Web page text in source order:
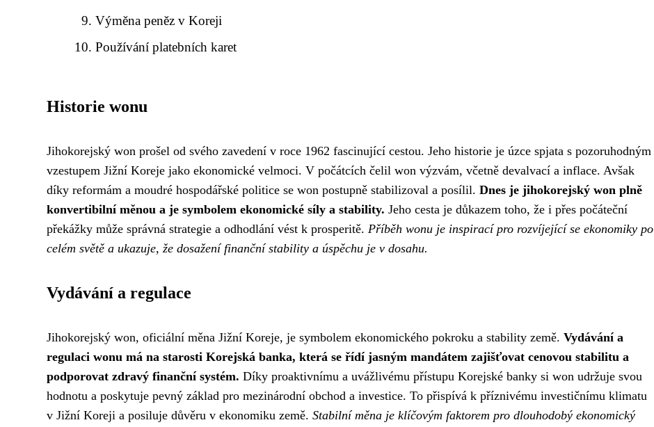
Výměna peněz v Koreji
Používání platebních karet
Historie wonu
Jihokorejský won prošel od svého zavedení v roce 1962 fascinující cestou. Jeho historie je úzce spjata s pozoruhodným
vzestupem Jižní Koreje jako ekonomické velmoci. V počátcích čelil won výzvám, včetně devalvací a inflace. Avšak
díky reformám a moudré hospodářské politice se won postupně stabilizoval a posílil. Dnes je jihokorejský won plně
konvertibilní měnou a je symbolem ekonomické síly a stability. Jeho cesta je důkazem toho, že i přes počáteční
překážky může správná strategie a odhodlání vést k prosperitě. Příběh wonu je inspirací pro rozvíjející se ekonomiky po
celém světě a ukazuje, že dosažení finanční stability a úspěchu je v dosahu.
Vydávání a regulace
Jihokorejský won, oficiální měna Jižní Koreje, je symbolem ekonomického pokroku a stability země. Vydávání a
regulaci wonu má na starosti Korejská banka, která se řídí jasným mandátem zajišťovat cenovou stabilitu a
podporovat zdravý finanční systém. Díky proaktivnímu a uvážlivému přístupu Korejské banky si won udržuje svou
hodnotu a poskytuje pevný základ pro mezinárodní obchod a investice. To přispívá k příznivému investičnímu klimatu
v Jižní Koreji a posiluje důvěru v ekonomiku země. Stabilní měna je klíčovým faktorem pro dlouhodobý ekonomický